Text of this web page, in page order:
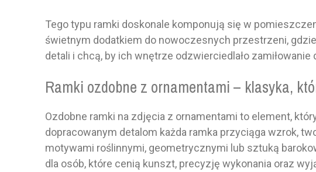
Tego typu ramki doskonale komponują się w
świetnym dodatkiem do nowoczesnych przestrzeni,
detali i chcą, by ich wnętrze odzwierciedlało
Ramki ozdobne z ornamentami – klasyka,
Ozdobne ramki na zdjęcia z ornamentami to element,
dopracowanym detalom każda ramka przyciąga wzrok,
motywami roślinnymi, geometrycznymi lub sztuką
dla osób, które cenią kunszt, precyzję wykonania oraz